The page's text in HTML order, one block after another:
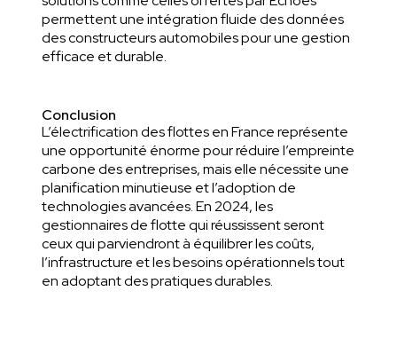
permettent une intégration fluide des données
des constructeurs automobiles pour une gestion
efficace et durable.
Conclusion
L’électrification des flottes en France représente
une opportunité énorme pour réduire l’empreinte
carbone des entreprises, mais elle nécessite une
planification minutieuse et l’adoption de
technologies avancées. En 2024, les
gestionnaires de flotte qui réussissent seront
ceux qui parviendront à équilibrer les coûts,
l’infrastructure et les besoins opérationnels tout
en adoptant des pratiques durables.